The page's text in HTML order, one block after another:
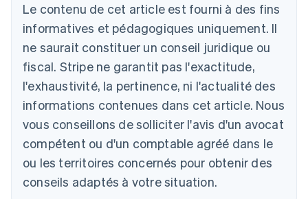
Le contenu de cet article est fourni à des fins
informatives et pédagogiques uniquement. Il
ne saurait constituer un conseil juridique ou
fiscal. Stripe ne garantit pas l'exactitude,
l'exhaustivité, la pertinence, ni l'actualité des
informations contenues dans cet article. Nous
vous conseillons de solliciter l'avis d'un avocat
compétent ou d'un comptable agréé dans le
ou les territoires concernés pour obtenir des
conseils adaptés à votre situation.
DeutschEnglish
English
Autriche
Deutsch English
Belgique
NederlandsFrançaisDeutschEnglish
Brésil
Bulgarie
English
Canada
English Français
Chine continentale